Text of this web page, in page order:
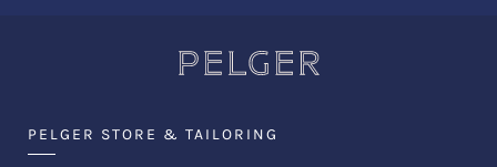
PELGER STORE & TAILORING